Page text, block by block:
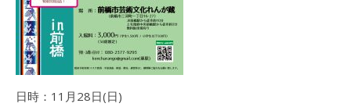
日時：11月28日(日)